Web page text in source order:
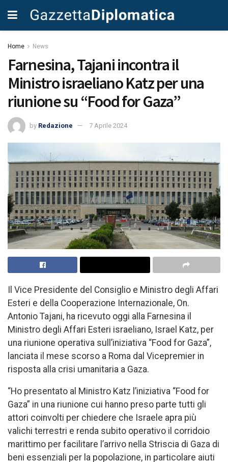
Home News
Farnesina, Tajani incontra il
Ministro israeliano Katz per una
riunione su “Food for Gaza”
by Redazione 7 Aprile 2024
Il Vice Presidente del Consiglio e Ministro degli Affari
Esteri e della Cooperazione Internazionale, On.
Antonio Tajani, ha ricevuto oggi alla Farnesina il
Ministro degli Affari Esteri israeliano, Israel Katz, per
una riunione operativa sull’iniziativa “Food for Gaza”,
lanciata il mese scorso a Roma dal Vicepremier in
risposta alla crisi umanitaria a Gaza.
“Ho presentato al Ministro Katz l’iniziativa “Food for
Gaza” in una riunione cui hanno preso parte tutti gli
attori coinvolti per chiedere che Israele apra più
valichi terrestri e renda subito operativo il corridoio
marittimo per facilitare l’arrivo nella Striscia di Gaza di
beni essenziali per la popolazione, in particolare aiuti